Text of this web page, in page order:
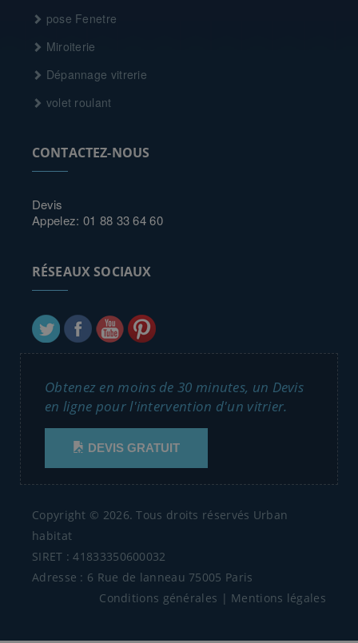
pose Fenetre
Miroiterie
Dépannage vitrerie
volet roulant
CONTACTEZ-NOUS
Devis
Appelez: 01 88 33 64 60
RÉSEAUX SOCIAUX
Obtenez en moins de 30 minutes, un Devis
en ligne pour l'intervention d'un vitrier.
DEVIS GRATUIT
Copyright © 2026. Tous droits réservés Urban
habitat
SIRET : 41833350600032
Adresse : 6 Rue de lanneau 75005 Paris
Conditions générales | Mentions légales